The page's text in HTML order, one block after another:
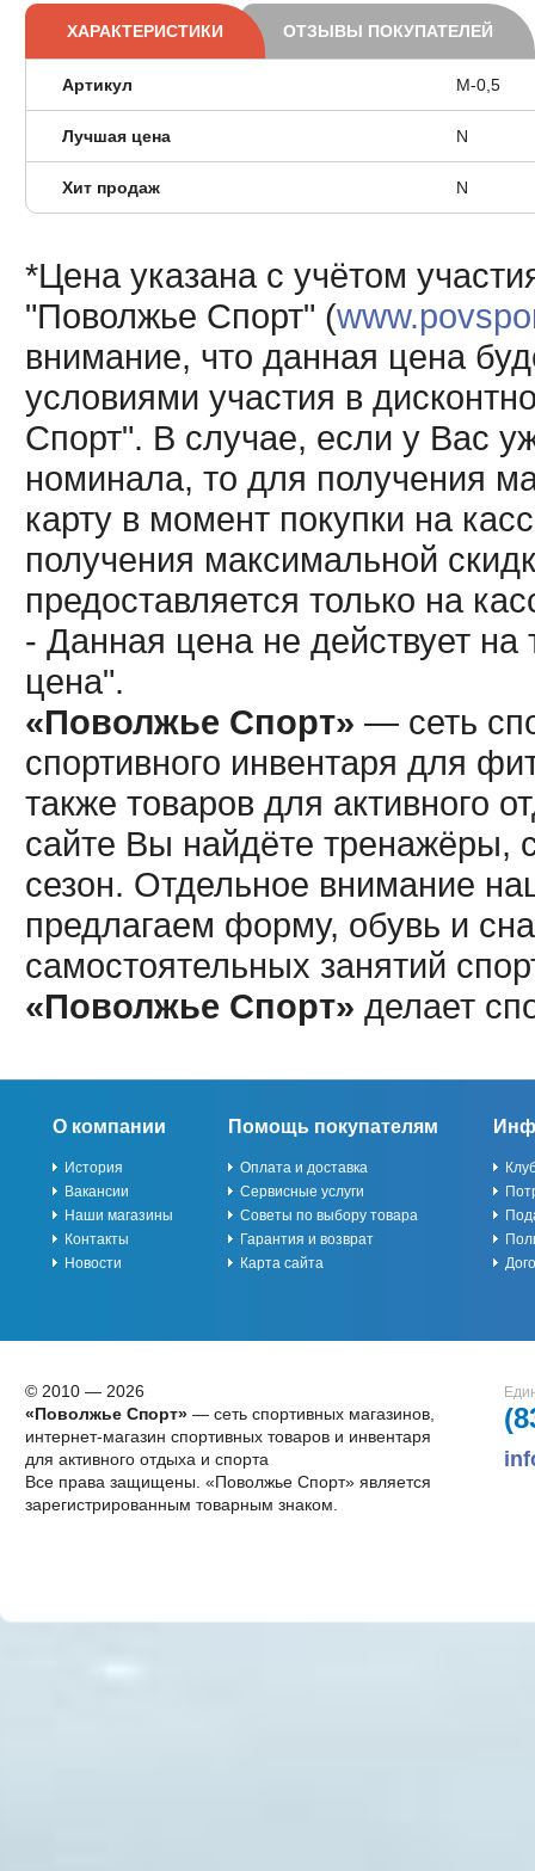
ХАРАКТЕРИСТИКИ ОТЗЫВЫ ПОКУПАТЕЛЕЙ
Артикул М-0,5
Лучшая цена N
Хит продаж N
*Цена указана с учётом
"Поволжье Спорт" (
внимание, что данная цена
условиями участия в
Спорт". В случае, если у Вас
номинала, то для получения
карту в момент покупки на
получения максимальной
предоставляется только на
- Данная цена не действует
цена".
«Поволжье Спорт» — сеть
спортивного инвентаря для
также товаров для активного
сайте Вы найдёте тренажёры,
сезон. Отдельное внимание
предлагаем форму, обувь и
самостоятельных занятий
«Поволжье Спорт» делает
О компании
История
Вакансии
Наши магазины
Контакты
Новости
Помощь покупателям
Оплата и доставка
Сервисные услуги
Советы по выбору товара
Гарантия и возврат
Карта сайта
© 2010 — 2026
«Поволжье Спорт»— сеть спортивных магазинов,
интернет-магазин спортивных товаров и инвентаря
для активного отдыха и спорта
Все права защищены. «Поволжье Спорт» является
зарегистрированным товарным знаком.